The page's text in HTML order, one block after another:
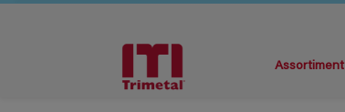
Assortiment